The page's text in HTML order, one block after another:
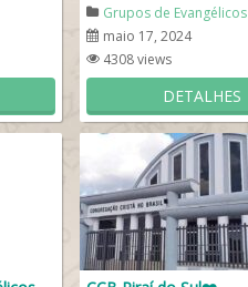
Grupos de Evangélicos
maio 17, 2024
4308 views
DETALHES